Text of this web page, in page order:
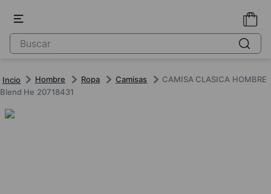
Hombre Ropa Camisas
CAMISA CLASICA HOMBRE
Blend He 20718431